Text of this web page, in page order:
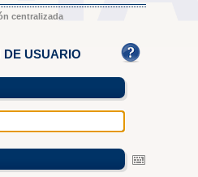
centralizada
DE USUARIO